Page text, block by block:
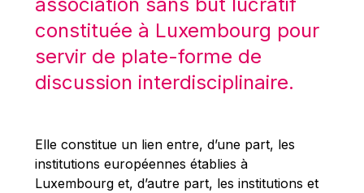
Maroš ŠEFČOVIČ
Martin Bailey
Martine Reicherts
Michael Sohlman
Michel Goedert
constituée à Luxembourg pour
servir de plate-forme de
discussion interdisciplinaire.
Elle constitue un lien entre, d’une part, les
institutions européennes établies à
Luxembourg et, d’autre part, les institutions et